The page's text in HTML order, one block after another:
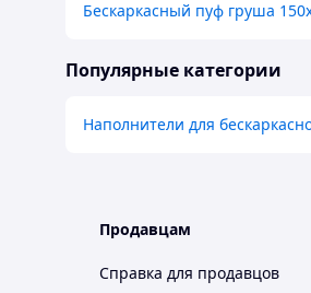
Бескаркасный пуф груша
Популярные категории
Наполнители для
Продавцам
Справка для продавцов